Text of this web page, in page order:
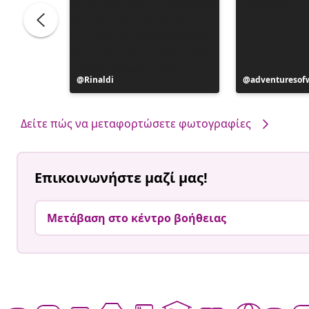
Η
ανάρτηση
Rinaldi
Η
ανάρτηση
από
Δείτε πώς να μεταφορτώσετε φωτογραφίες
Επικοινωνήστε μαζί μας!
Μετάβαση στο κέντρο βοήθειας